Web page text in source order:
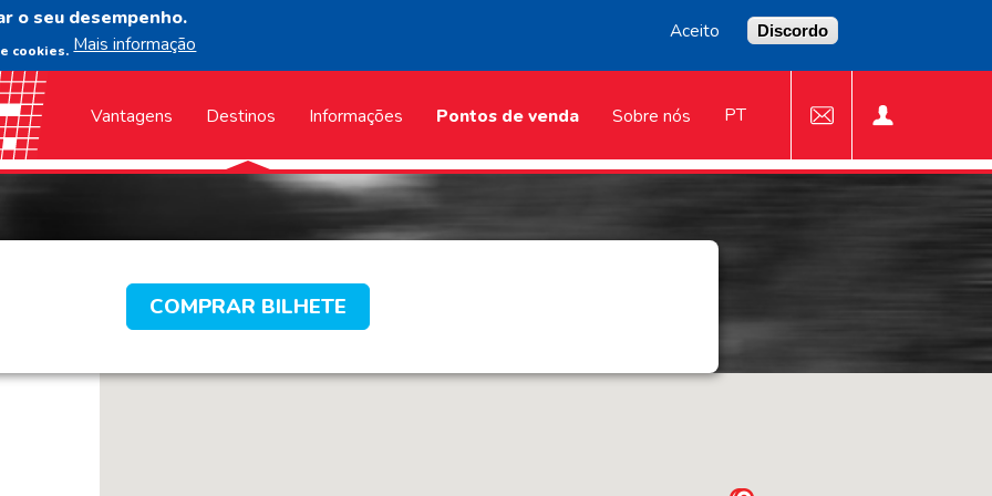
o seu desempenho.
cookies. Mais informação
Aceito Discordo
PT
Vantagens Destinos Informações Pontos de venda Sobre nós
COMPRAR BILHETE